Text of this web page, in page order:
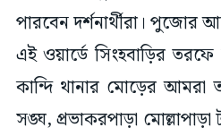
পারবেন দর্শনার্থীরা। পুজোর
এই ওয়ার্ডে সিংহবাড়ির
কান্দি থানার মোড়ের আমরা
সঙ্ঘ, প্রভাকরপাড়া মোল্লাপাড়া